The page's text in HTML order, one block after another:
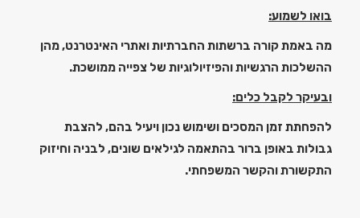
בואו לשמוע:
מה באמת קורה ברשתות החברתיות ואתרי האינטרנט, מהן
ההשלכות הרגשיות והפיזיולוגיות של צפייה ממושכת.
ובעיקר לקבל כלים:
להפחתת זמן המסכים ושימוש נכון ויעיל בהם, להצבת
גבולות באופן ברור בהתאמה לגילאים שונים, לבניה וחיזוק
התקשורת והקשר המשפחתי.